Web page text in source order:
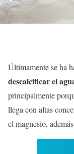
Últimamente se ha
descalcificar el
principalmente
llega con altas
el magnesio,